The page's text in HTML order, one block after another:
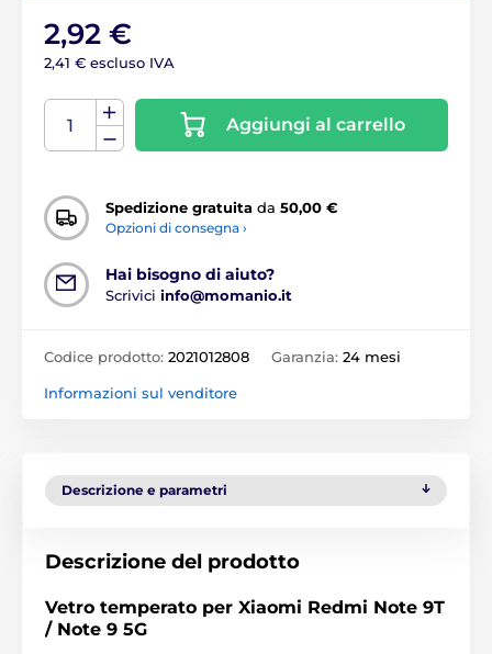
2,92 €
2,41 € escluso IVA
Aggiungi al carrello
Spedizione gratuita da 50,00 €
Opzioni di consegna ›
Hai bisogno di aiuto?
Scrivici info@momanio.it
Codice prodotto: 2021012808 Garanzia: 24 mesi
Informazioni sul venditore
Descrizione e parametri
Descrizione del prodotto
Vetro temperato per Xiaomi Redmi Note 9T
/ Note 9 5G